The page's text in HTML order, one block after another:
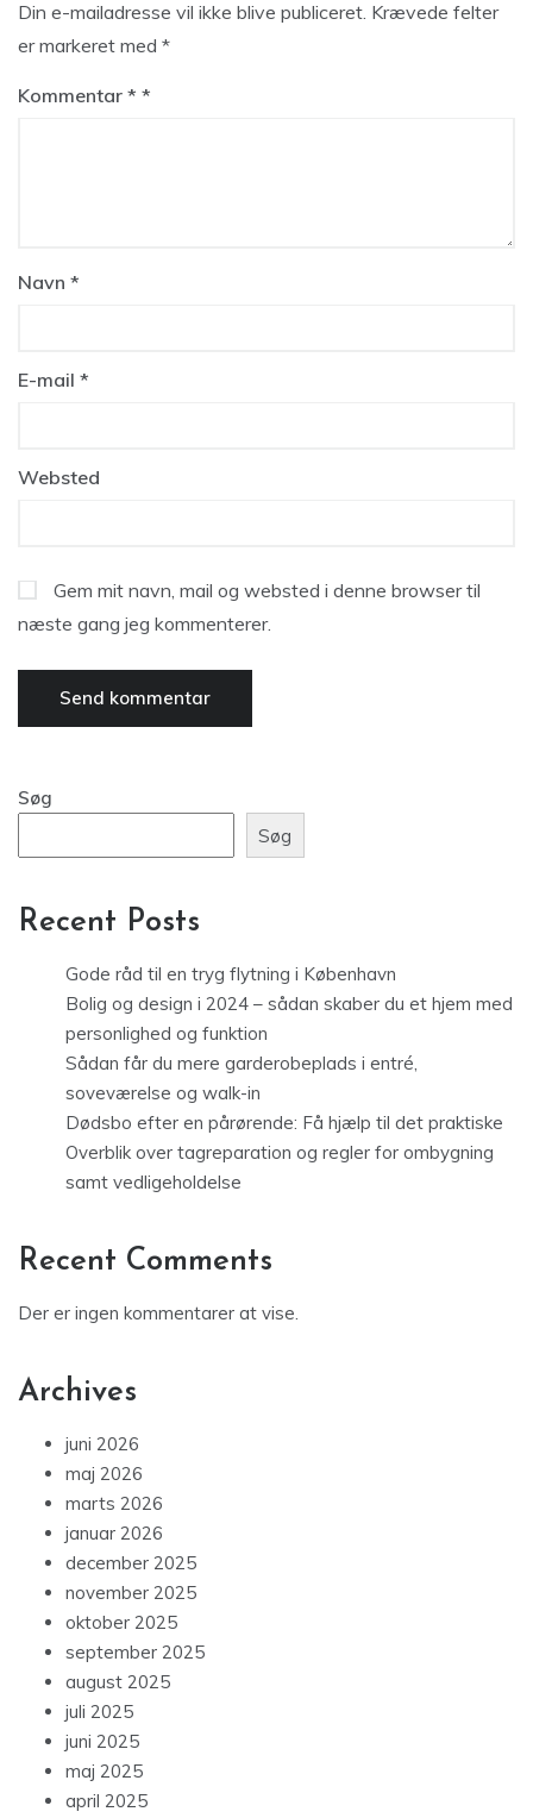
Din e-mailadresse vil ikke blive publiceret. Krævede felter
er markeret med *
Kommentar *
Navn *
E-mail *
Websted
Gem mit navn, mail og websted i denne browser til
næste gang jeg kommenterer.
Søg
Søg
Recent Posts
Gode råd til en tryg flytning i København
Bolig og design i 2024 – sådan skaber du et hjem med
personlighed og funktion
Sådan får du mere garderobeplads i entré,
soveværelse og walk-in
Dødsbo efter en pårørende: Få hjælp til det praktiske
Overblik over tagreparation og regler for ombygning
samt vedligeholdelse
Recent Comments
Der er ingen kommentarer at vise.
Archives
juni 2026
maj 2026
marts 2026
januar 2026
december 2025
november 2025
oktober 2025
september 2025
august 2025
juli 2025
juni 2025
maj 2025
april 2025